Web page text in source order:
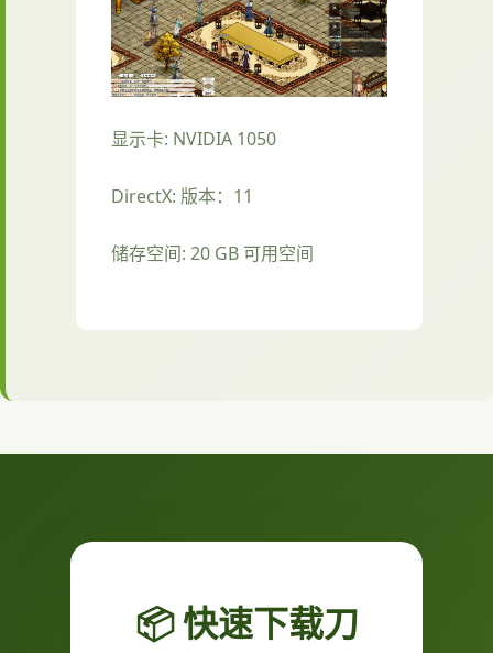
显示卡: NVIDIA 1050
DirectX: 版本：11
储存空间: 20 GB 可用空间
📦 快速下载刀